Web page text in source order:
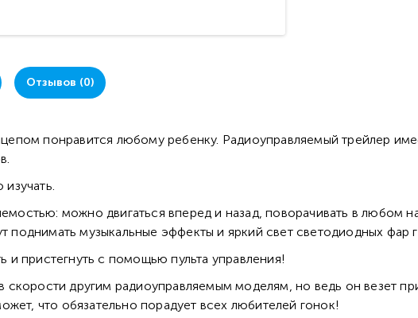
Отзывов (0)
понравится любому ребенку. Радиоуправляемый трейлер
можно двигаться вперед и назад, поворачивать в любом
поднимать музыкальные эффекты и яркий свет светодиодных фар
и пристегнуть с помощью пульта управления!
скорости другим радиоуправляемым моделям, но ведь он везет
что обязательно порадует всех любителей гонок!